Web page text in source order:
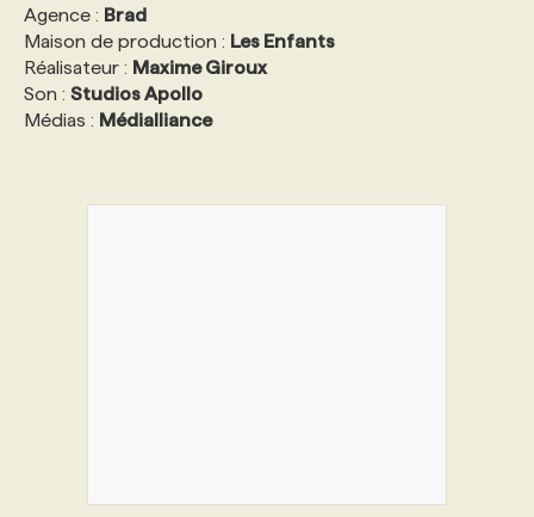
Agence : Brad
Maison de production : Les Enfants
Réalisateur : Maxime Giroux
Son : Studios Apollo
Médias : Médialliance